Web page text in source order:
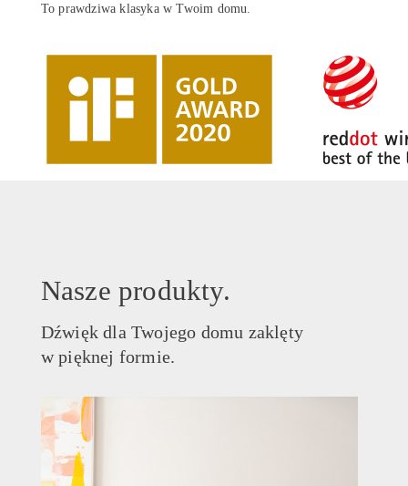
To prawdziwa klasyka w Twoim domu.
Nasze produkty.
Dźwięk dla Twojego domu zaklęty
w pięknej formie.